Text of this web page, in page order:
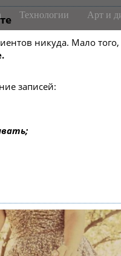
никуда. Мало
записей:
Технологии Арт и